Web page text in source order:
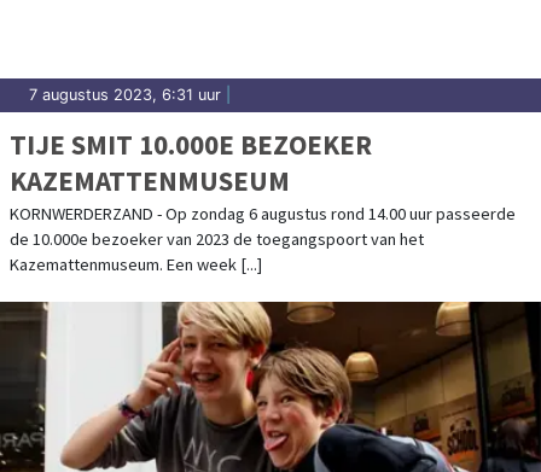
7 augustus 2023, 6:31 uur
TIJE SMIT 10.000E BEZOEKER
KAZEMATTENMUSEUM
KORNWERDERZAND - Op zondag 6 augustus rond 14.00 uur passeerde
de 10.000e bezoeker van 2023 de toegangspoort van het
Kazemattenmuseum. Een week [...]